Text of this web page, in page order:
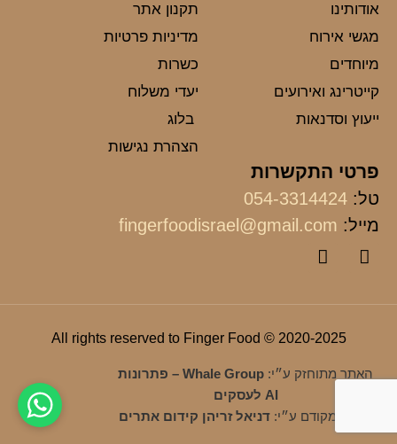
אודותינו
מגשי אירוח
מיוחדים
קייטרינג ואירועים
ייעוץ וסדנאות
תקנון אתר
מדיניות פרטיות
כשרות
יעדי משלוח
בלוג
הצהרת נגישות
פרטי התקשרות
טל: 054-3314424
מייל: fingerfoodisrael@gmail.com
2020-2025 © All rights reserved to Finger Food
האתר מתוחזק ע״י:
Whale Group – פתרונות
AI לעסקים
האתר מקודם ע״י:דניאל זריהן קידום אתרים